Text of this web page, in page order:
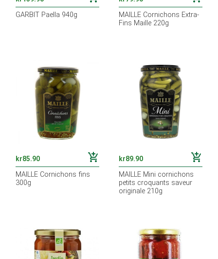
GARBIT Paella 940g
MAILLE Cornichons Extra-
Fins Maille 220g
kr85.90 add_shopping_cart
MAILLE Cornichons fins
300g
kr89.90 add_shopping_cart
MAILLE Mini cornichons
petits croquants saveur
originale 210g